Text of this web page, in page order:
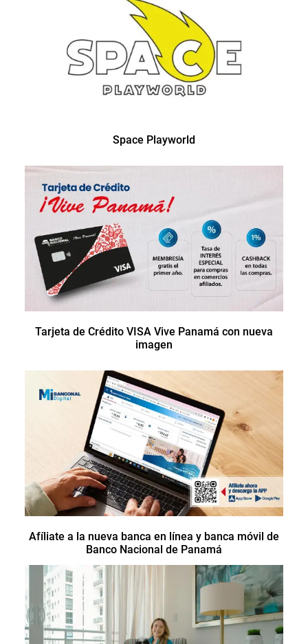
Space Playworld
Tarjeta de Crédito VISA Vive Panamá con nueva
imagen
Afíliate a la nueva banca en línea y banca móvil de
Banco Nacional de Panamá